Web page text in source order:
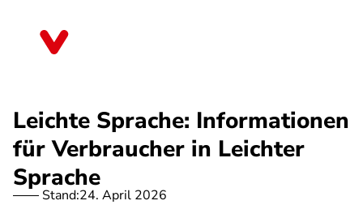
Leichte Sprache: Informationen
für Verbraucher in Leichter
Sprache
Stand:24. April 2026